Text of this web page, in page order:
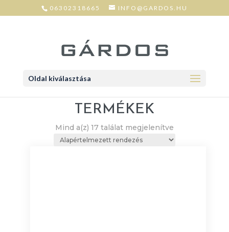
06302318665 INFO@GARDOS.HU
Oldal kiválasztása
TERMÉKEK
Mind a(z) 17 találat megjelenítve